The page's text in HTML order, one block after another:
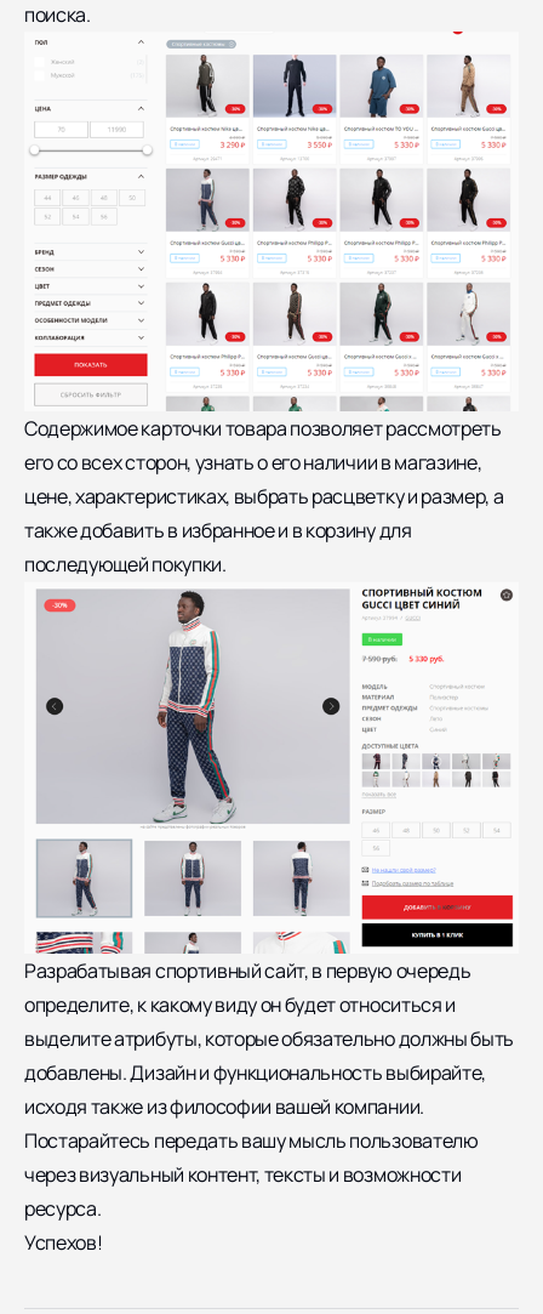
поиска.
Содержимое карточки товара позволяет рассмотреть
его со всех сторон, узнать о его наличии в магазине,
цене, характеристиках, выбрать расцветку и размер, а
также добавить в избранное и в корзину для
последующей покупки.
Разрабатывая спортивный сайт, в первую очередь
определите, к какому виду он будет относиться и
выделите атрибуты, которые обязательно должны быть
добавлены. Дизайн и функциональность выбирайте,
исходя также из философии вашей компании.
Постарайтесь передать вашу мысль пользователю
через визуальный контент, тексты и возможности
ресурса.
Успехов!